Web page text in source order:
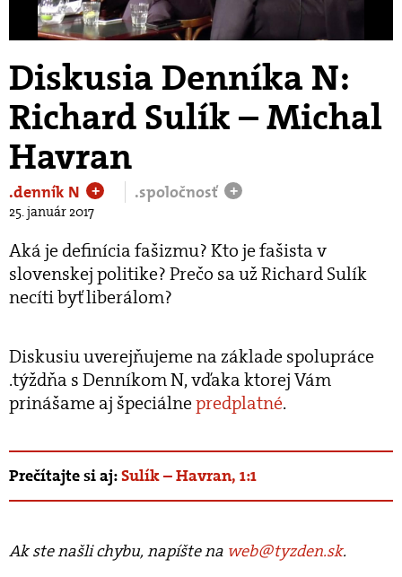
Video
Diskusia Denníka N:
Richard Sulík – Michal
Havran
.denník N + .spoločnosť +
25. január 2017
Aká je definícia fašizmu? Kto je fašista v
slovenskej politike? Prečo sa už Richard Sulík
necíti byť liberálom?
Diskusiu uverejňujeme na základe spolupráce
.týždňa s Denníkom N, vďaka ktorej Vám
prinášame aj špeciálnepredplatné.
Prečítajte si aj:Sulík – Havran, 1:1
Ak ste našli chybu, napíšte na web@tyzden.sk.